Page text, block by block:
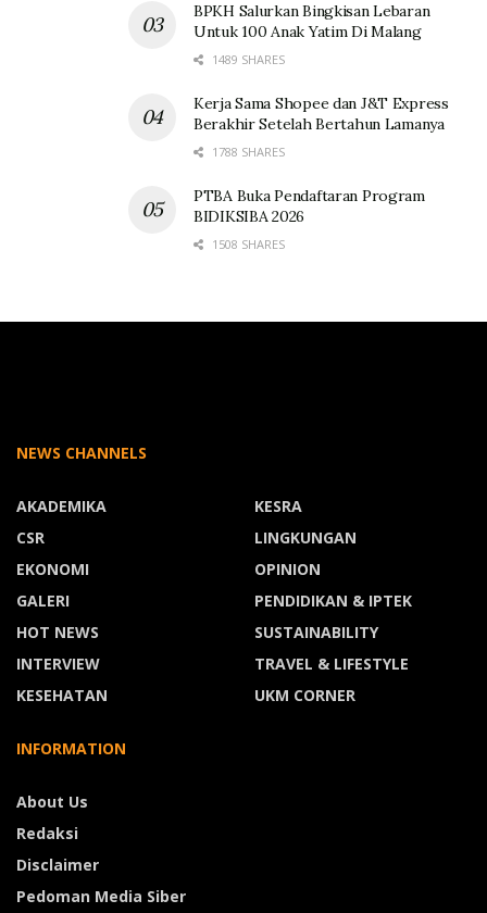
BPKH Salurkan Bingkisan Lebaran
Untuk 100 Anak Yatim Di Malang
1489 SHARES
Kerja Sama Shopee dan J&T Express
Berakhir Setelah Bertahun Lamanya
1788 SHARES
PTBA Buka Pendaftaran Program
BIDIKSIBA 2026
1508 SHARES
NEWS CHANNELS
AKADEMIKA
CSR
EKONOMI
GALERI
HOT NEWS
INTERVIEW
KESEHATAN
KESRA
LINGKUNGAN
OPINION
PENDIDIKAN & IPTEK
SUSTAINABILITY
TRAVEL & LIFESTYLE
UKM CORNER
INFORMATION
About Us
Redaksi
Disclaimer
Pedoman Media Siber